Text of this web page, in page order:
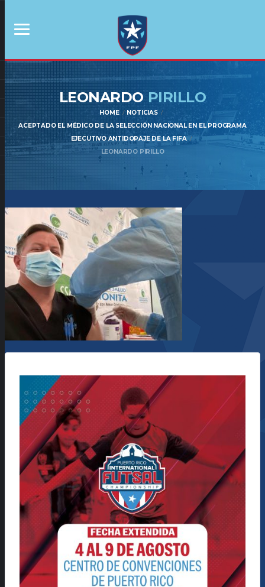
LEONARDO PIRILLO
HOME
NOTICIAS
ACEPTADO EL MÉDICO DE LA SELECCIÓN NACIONAL EN EL PROGRAMA
EJECUTIVO ANTIDOPAJE DE LA FIFA
LEONARDO PIRILLO